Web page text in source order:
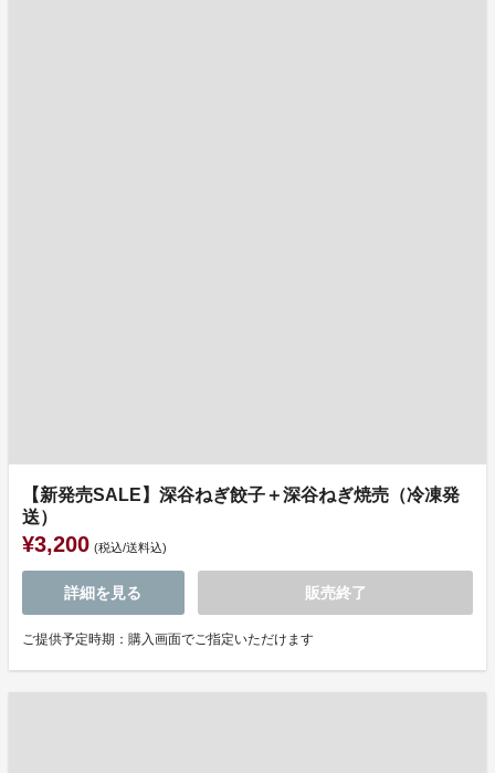
【新発売SALE】深谷ねぎ餃子＋深谷ねぎ焼売（冷凍発
送）
¥3,200 (税込/送料込)
詳細を見る 販売終了
ご提供予定時期：購入画面でご指定いただけます